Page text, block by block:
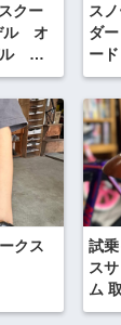
クー
ル オ
ル ス
ス
ダ
ー
い
クス
試
ス
ム
す。